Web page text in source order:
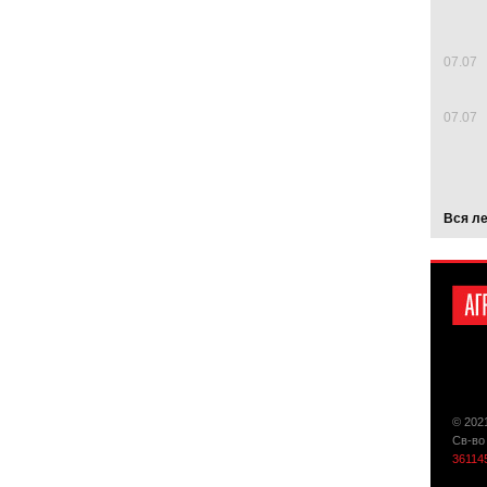
07.07
07.07
Вся
©
Св-во